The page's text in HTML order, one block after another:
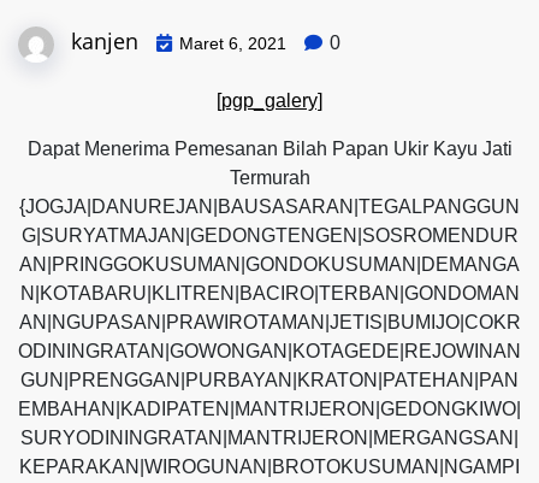
kanjen Maret 6, 2021 0
[pgp_galery]
Dapat Menerima Pemesanan Bilah Papan Ukir Kayu Jati
Termurah
{JOGJA|DANUREJAN|BAUSASARAN|TEGALPANGGUN
G|SURYATMAJAN|GEDONGTENGEN|SOSROMENDUR
AN|PRINGGOKUSUMAN|GONDOKUSUMAN|DEMANGA
N|KOTABARU|KLITREN|BACIRO|TERBAN|GONDOMAN
AN|NGUPASAN|PRAWIROTAMAN|JETIS|BUMIJO|COKR
ODININGRATAN|GOWONGAN|KOTAGEDE|REJOWINAN
GUN|PRENGGAN|PURBAYAN|KRATON|PATEHAN|PAN
EMBAHAN|KADIPATEN|MANTRIJERON|GEDONGKIWO|
SURYODININGRATAN|MANTRIJERON|MERGANGSAN|
KEPARAKAN|WIROGUNAN|BROTOKUSUMAN|NGAMPI